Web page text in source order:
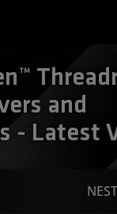
and
- Latest